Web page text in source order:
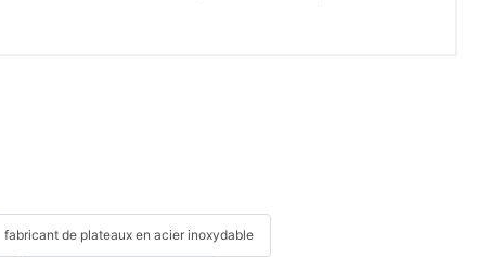
fabricant de plateaux en acier inoxydable